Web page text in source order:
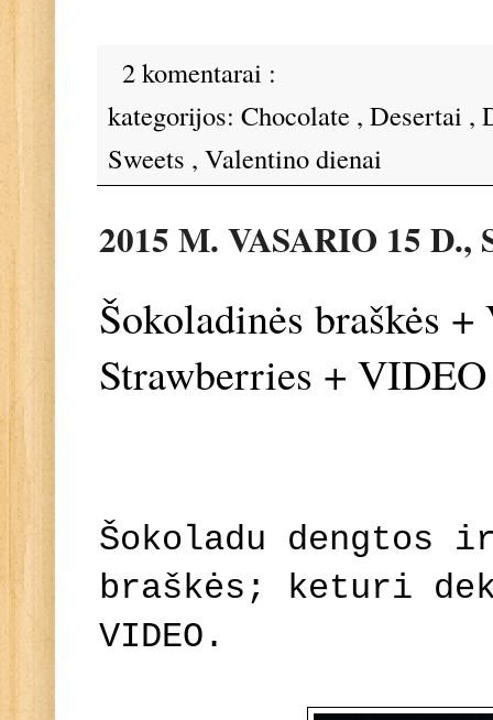
2 komentarai :
kategorijos: Chocolate , Desertai ,
Sweets , Valentino dienai
2015 M. VASARIO 15
Šokoladinės braškės
Strawberries + VIDEO
Šokoladu dengtos
braškės; keturi
VIDEO.